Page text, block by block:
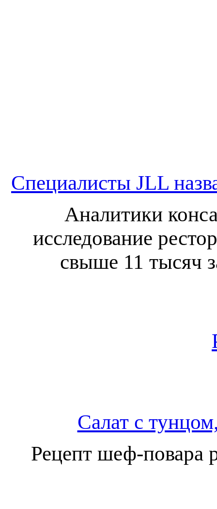
Специалисты JLL
Аналитики
исследование
свыше 11 тысяч
Салат с
Рецепт шеф-повара